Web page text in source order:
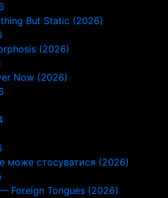
But Static (2026)
(2026)
Now (2026)
може стосуватися (2026)
Foreign Tongues (2026)